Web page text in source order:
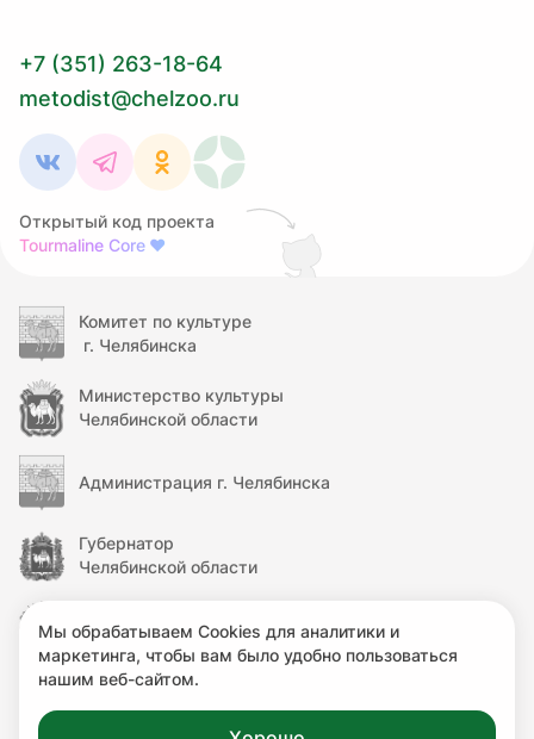
+7 (351) 263-18-64
metodist@chelzoo.ru
Открытый код проекта
Tourmaline Core ❤
Комитет по культуре
г. Челябинска
Министерство культуры
Челябинской области
Администрация г. Челябинска
Губернатор
Челябинской области
Челябинской области
Министерство культуры
Российской Федерации
Мы обрабатываем Cookies для аналитики и
маркетинга, чтобы вам было удобно пользоваться
нашим веб-сайтом.